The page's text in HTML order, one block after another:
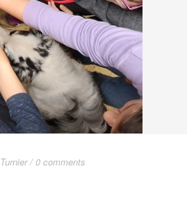
Turnier/0 comments